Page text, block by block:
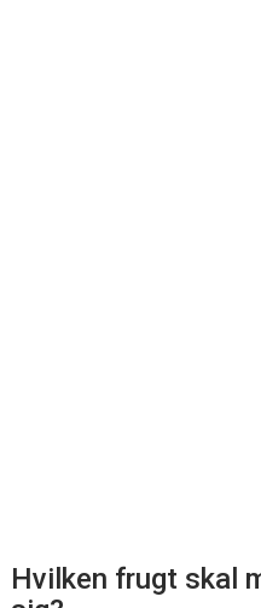
Hvilken frugt skal